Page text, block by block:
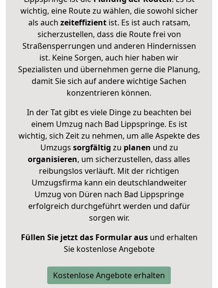
wichtig, eine Route zu wählen, die sowohl sicher
als auch zeiteffizientist. Es ist auch ratsam,
sicherzustellen, dass die Route frei von
Straßensperrungen und anderen Hindernissen
ist. Keine Sorgen, auch hier haben wir
Spezialisten und übernehmen gerne die Planung,
damit Sie sich auf andere wichtige Sachen
konzentrieren können.
In der Tat gibt es viele Dinge zu beachten bei
einem Umzug nach Bad Lippspringe. Es ist
wichtig, sich Zeit zu nehmen, um alle Aspekte des
Umzugs sorgfältig zu planen und zu
organisieren, um sicherzustellen, dass alles
reibungslos verläuft. Mit der richtigen
Umzugsfirma kann ein deutschlandweiter
Umzug von Düren nach Bad Lippspringe
erfolgreich durchgeführt werden und dafür
sorgen wir.
Füllen Sie jetzt das Formular ausund erhalten
Sie kostenlose Angebote
Kostenlose Angebote erhalten